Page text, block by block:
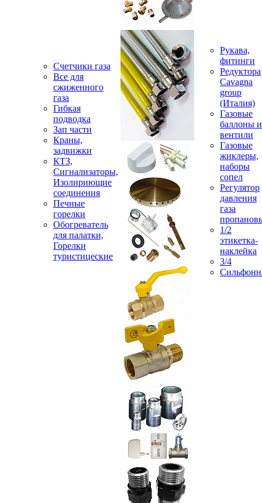
Счетчики газа
Все для
сжиженного
газа
Гибкая
подводка
Зап части
Краны,
задвижки
КТЗ,
Сигнализаторы,
Изолириющие
соединения
Печные
горелки
Обогреватель
для палатки,
Горелки
туристицеские
Рукава,
фитинги
Редуктора
Cavagna
group
(Италия)
Газовые
баллоны и
вентили
Газовые
жиклеры,
наборы
сопел
Регулятор
давления
газа
1/2
этикетка-
наклейка
3/4